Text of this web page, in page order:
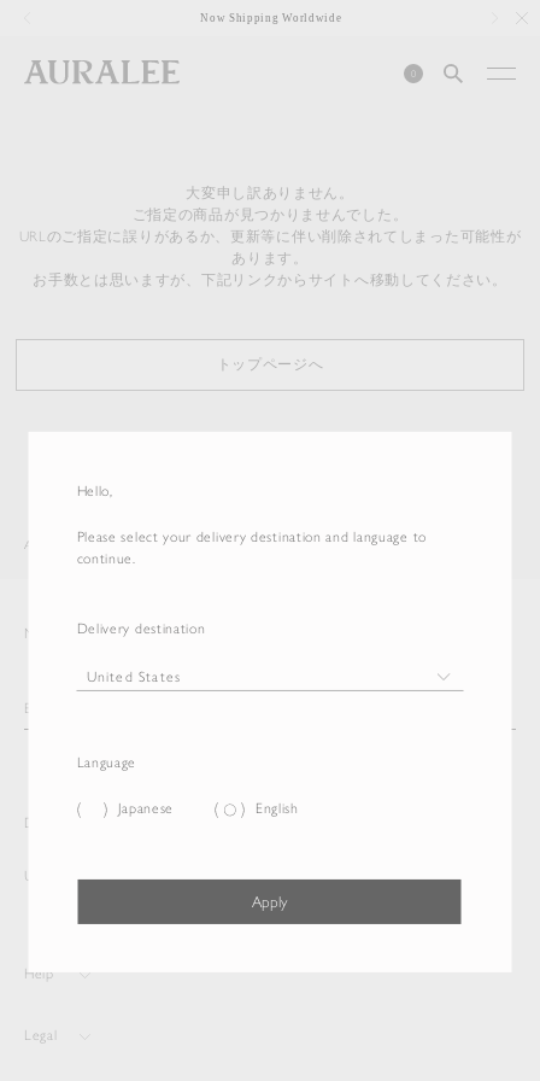
Hello,
Please select your delivery destination and language to
continue.
Delivery destination
Language
Japanese English
Apply
Now Shipping Worldwide
0
大変申し訳ありません。
ご指定の商品が見つかりませんでした。
URLのご指定に誤りがあるか、更新等に伴い削除されてしまった可能性が
あります。
お手数とは思いますが、下記リンクからサイトへ移動してください。
トップページへ
AURALEE ITEM
Newsletter
Delivery destination and Language
United States English
Help
Legal